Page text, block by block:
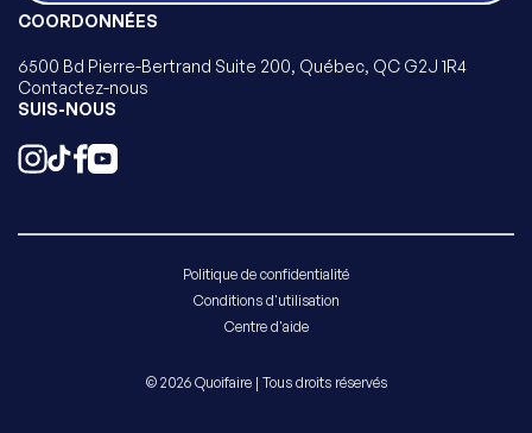
COORDONNÉES
6500 Bd Pierre-Bertrand Suite 200, Québec, QC G2J 1R4
Contactez-nous
SUIS-NOUS
Politique de confidentialité
Conditions d'utilisation
Centre d'aide
© 2026 Quoifaire | Tous droits réservés